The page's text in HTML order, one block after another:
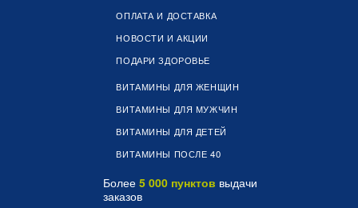
ОПЛАТА И ДОСТАВКА
НОВОСТИ И АКЦИИ
ПОДАРИ ЗДОРОВЬЕ
ВИТАМИНЫ ДЛЯ ЖЕНЩИН
ВИТАМИНЫ ДЛЯ МУЖЧИН
ВИТАМИНЫ ДЛЯ ДЕТЕЙ
ВИТАМИНЫ ПОСЛЕ 40
Более 5 000 пунктов выдачи
заказов